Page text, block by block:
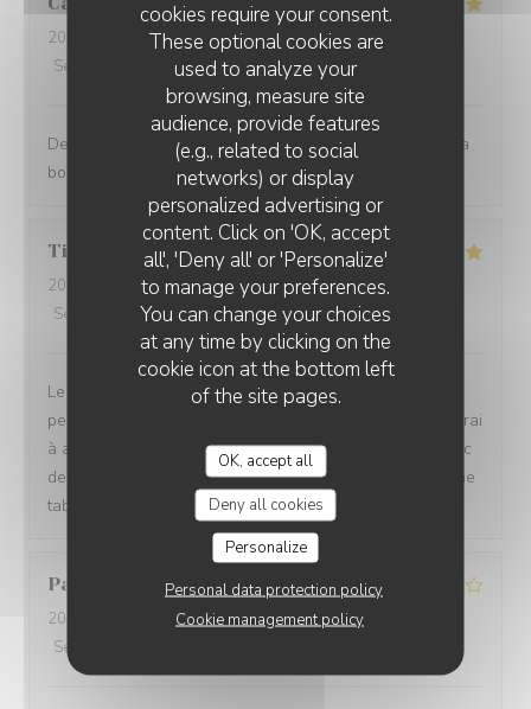
cookies require your consent.
These optional cookies are
used to analyze your
browsing, measure site
audience, provide features
(e.g., related to social
networks) or display
personalized advertising or
content. Click on 'OK, accept
all', 'Deny all' or 'Personalize'
to manage your preferences.
You can change your choices
at any time by clicking on the
cookie icon at the bottom left
of the site pages.
OK, accept all
Deny all cookies
Personalize
Personal data protection policy
Cookie management policy
2026-07-30
- 20:30 - Guests 4
Service
Ambiance: 5/5 Food: 5/5 Value
Des plats raffinés et fins tant dans l assiette que dans la
bouche ... On reviendra !
Tiziana
2026-07-28
- 12:30 - Guests 8
Service
Ambiance : 5/5 Food:5/5 Value: 4
Le lieux est magnifique, la nourriture bonne et le
personnel très sympathique. Le seul point que je trouverai
à améliorer c'est que en tant que parent voyageant avec
des petits enfants je trouve toujours chouette si il y a une
table à langer ☺️ Merci
Pascaline
2026-07-22
- 19:15 - Guests 6
Service
LA CAMARGUE